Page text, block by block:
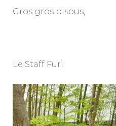
Gros gros bisous,
Le Staff Furi